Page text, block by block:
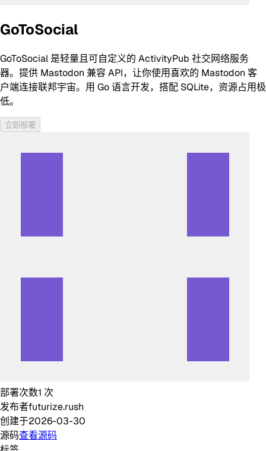
GoToSocial
GoToSocial 是轻量且可自定义的 ActivityPub 社交网络服务
器。提供 Mastodon 兼容 API，让你使用喜欢的 Mastodon 客
户端连接联邦宇宙。用 Go 语言开发，搭配 SQLite，资源占用极
低。
立即部署
部署次数1 次
发布者futurize.rush
创建于2026-03-30
源码查看源码